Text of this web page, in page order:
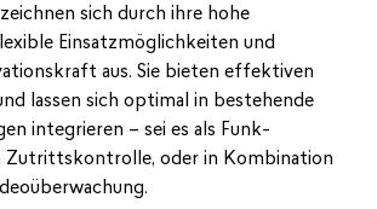
sich durch ihre hohe
Einsatzmöglichkeiten und
aus. Sie bieten effektiven
lassen sich optimal in bestehende
integrieren – sei es als Funk-
Zutrittskontrolle, oder in Kombination